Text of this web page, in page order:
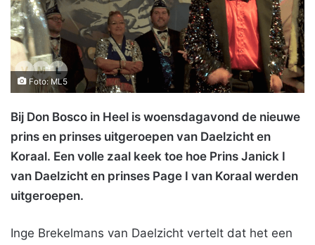
Foto: ML5
Bij Don Bosco in Heel is woensdagavond de nieuwe
prins en prinses uitgeroepen van Daelzicht en
Koraal. Een volle zaal keek toe hoe Prins Janick I
van Daelzicht en prinses Page I van Koraal werden
uitgeroepen.
Inge Brekelmans van Daelzicht vertelt dat het een